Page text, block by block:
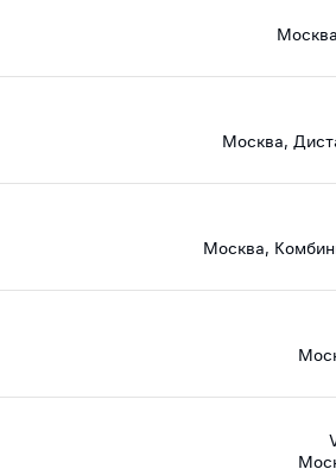
Москва,
Москва,